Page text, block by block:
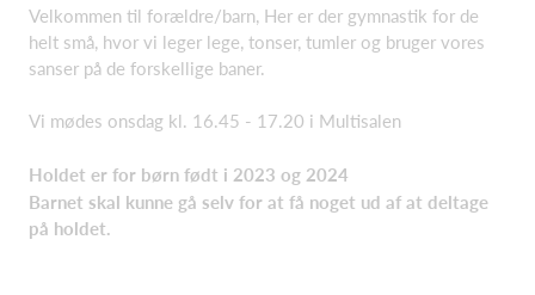
Velkommen til forældre/barn, Her er der gymnastik for de
helt små, hvor vi leger lege, tonser, tumler og bruger vores
sanser på de forskellige baner.
Vi mødes onsdag kl. 16.45 - 17.20 i Multisalen
Holdet er for børn født i 2023 og 2024
Barnet skal kunne gå selv for at få noget ud af at deltage
på holdet.